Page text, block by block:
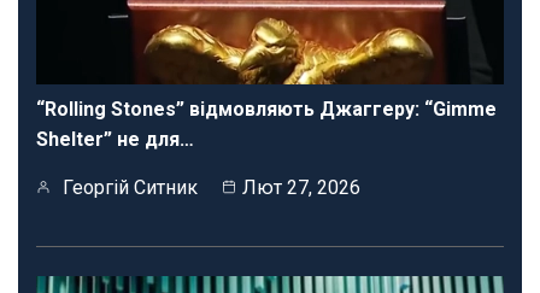
“Rolling Stones” відмовляють Джаггеру: “Gimme
Shelter” не для…
Георгій Ситник Лют 27, 2026